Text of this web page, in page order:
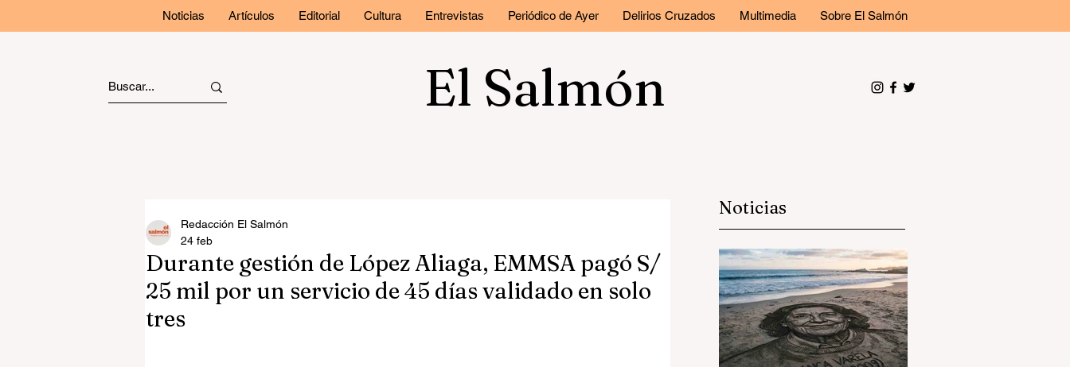
Noticias Artículos Editorial Cultura Entrevistas Periódico de Ayer Delirios Cruzados Multimedia Sobre El Salmón
El Salmón
Durante gestión de López Aliaga, EMMSA pagó S/
25 mil por un servicio de 45 días validado en solo
tres
Redacción El Salmón
24 feb
Noticias